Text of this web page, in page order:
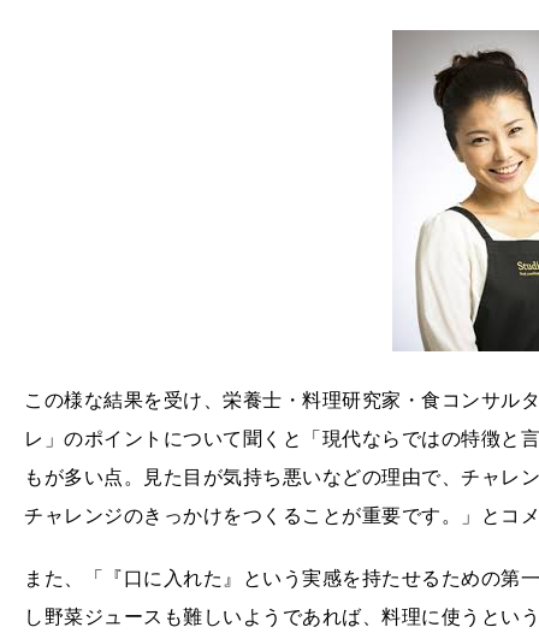
この様な結果を受け、栄養士・料理研究家・食コンサル
レ」のポイントについて聞くと「現代ならではの特徴と
もが多い点。見た目が気持ち悪いなどの理由で、チャレ
チャレンジのきっかけをつくることが重要です。」とコ
また、「『口に入れた』という実感を持たせるための第
し野菜ジュースも難しいようであれば、料理に使うとい